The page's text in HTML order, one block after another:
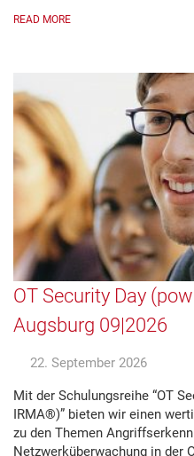
READ MORE
OT Security Day
Augsburg 09|2026
22. September 2026
Mit der Schulungsreihe “OT
IRMA®)” bieten wir einen
zu den Themen
Netzwerküberwachung in der